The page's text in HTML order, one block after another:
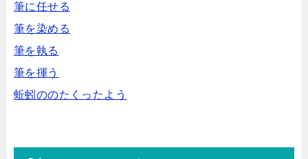
筆に任せる
筆を染める
筆を執る
筆を揮う
蚯蚓ののたくったよう